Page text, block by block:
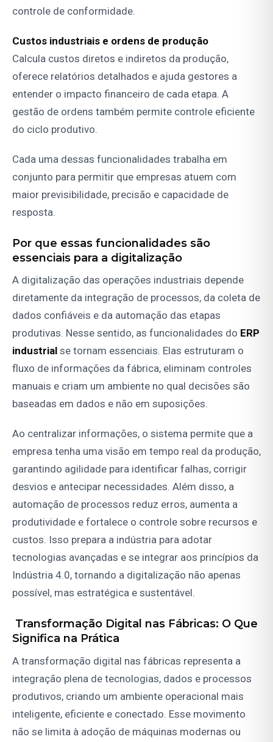
controle de conformidade.
Custos industriais e ordens de produção
Calcula custos diretos e indiretos da produção,
oferece relatórios detalhados e ajuda gestores a
entender o impacto financeiro de cada etapa. A
gestão de ordens também permite controle eficiente
do ciclo produtivo.
Cada uma dessas funcionalidades trabalha em
conjunto para permitir que empresas atuem com
maior previsibilidade, precisão e capacidade de
resposta.
Por que essas funcionalidades são
essenciais para a digitalização
A digitalização das operações industriais depende
diretamente da integração de processos, da coleta de
dados confiáveis e da automação das etapas
produtivas. Nesse sentido, as funcionalidades do ERP
industrial se tornam essenciais. Elas estruturam o
fluxo de informações da fábrica, eliminam controles
manuais e criam um ambiente no qual decisões são
baseadas em dados e não em suposições.
Ao centralizar informações, o sistema permite que a
empresa tenha uma visão em tempo real da produção,
garantindo agilidade para identificar falhas, corrigir
desvios e antecipar necessidades. Além disso, a
automação de processos reduz erros, aumenta a
produtividade e fortalece o controle sobre recursos e
custos. Isso prepara a indústria para adotar
tecnologias avançadas e se integrar aos princípios da
Indústria 4.0, tornando a digitalização não apenas
possível, mas estratégica e sustentável.
Transformação Digital nas Fábricas: O Que
Significa na Prática
A transformação digital nas fábricas representa a
integração plena de tecnologias, dados e processos
produtivos, criando um ambiente operacional mais
inteligente, eficiente e conectado. Esse movimento
não se limita à adoção de máquinas modernas ou